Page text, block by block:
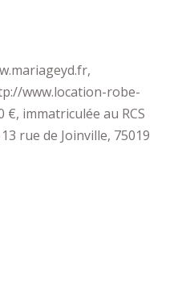
www.location-robe-
€, immatriculée au RCS
rue de Joinville, 75019